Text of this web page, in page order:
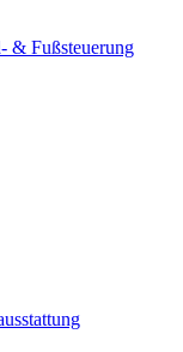
& Fußsteuerung